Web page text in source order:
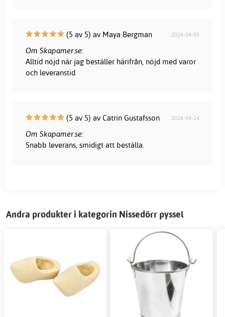
(5 av 5) av Maya Bergman 2026-04-05
Om Skapamer.se:
Alltid nöjd när jag beställer härifrån, nöjd med varor
och leveranstid
(5 av 5) av Catrin Gustafsson 2026-04-14
Om Skapamer.se:
Snabb leverans, smidigt att beställa.
Andra produkter i kategorin Nissedörr pyssel